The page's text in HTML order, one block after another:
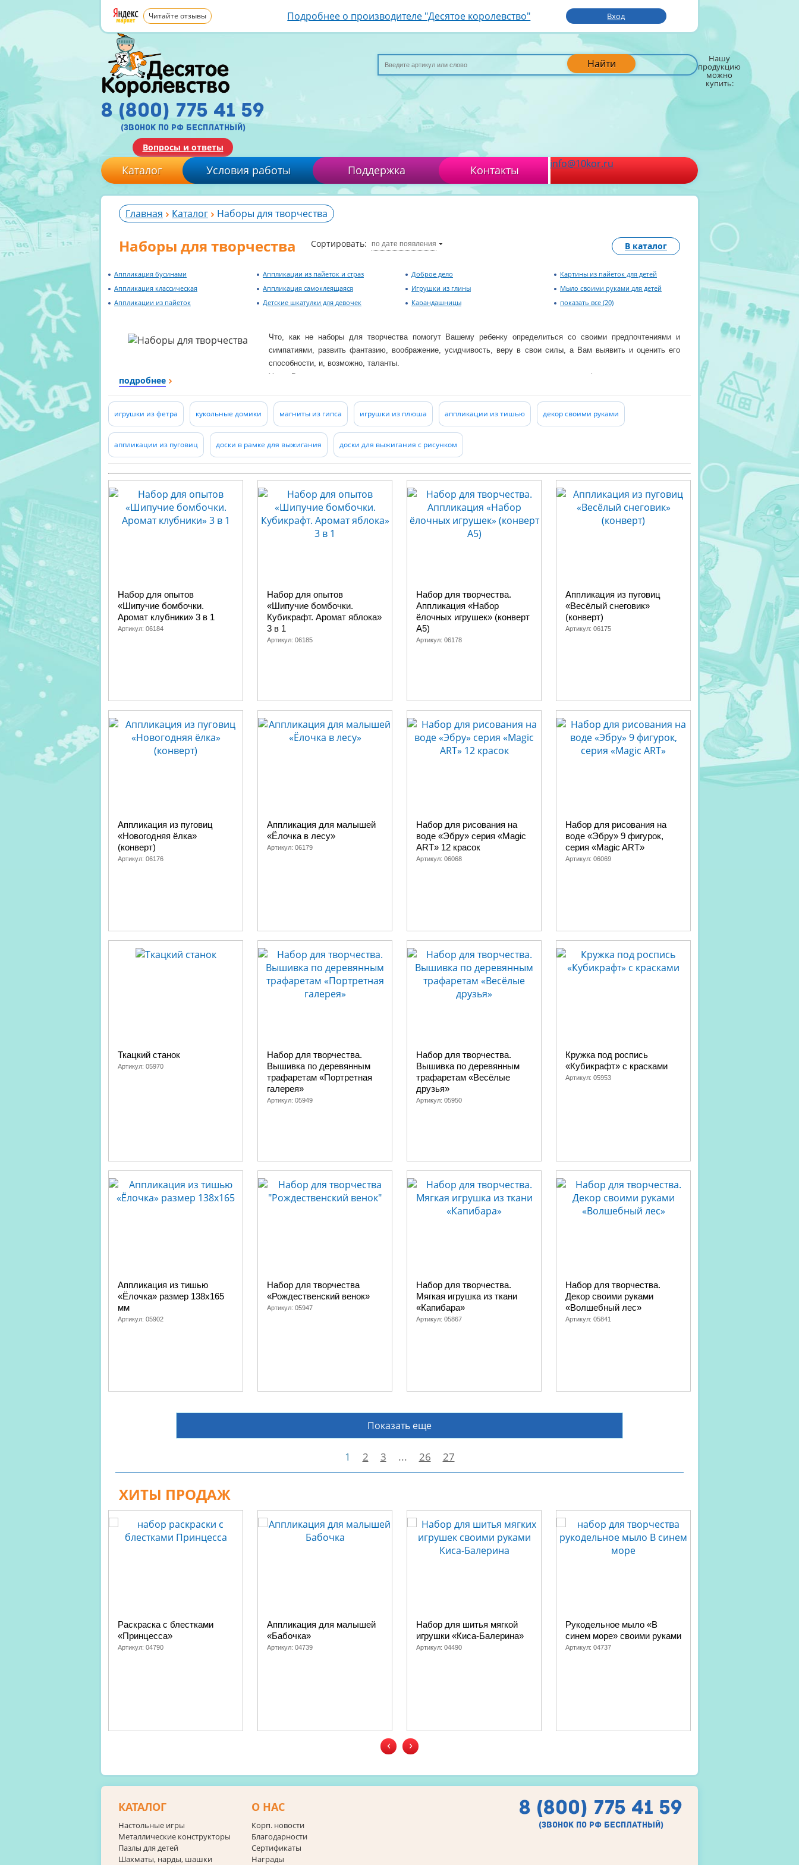
Читайте отзывы Подробнее о производителе "Десятое королевство" Вход
Найти Нашу
продукцию
можно
купить:
8 (800) 775 41 59
(звонок по рф бесплатный)
Вопросы и ответы
Каталог Условия работы Поддержка Контакты info@10kor.ru
Главная Каталог Наборы для творчества
Наборы для творчества Сортировать: по дате появления В каталог
Аппликация бусинами
Аппликация классическая
Аппликации из пайеток
Аппликации из пайеток и страз
Аппликация самоклеящаяся
Детские шкатулки для девочек
Доброе дело
Игрушки из глины
Карандашницы
Картины из пайеток для детей
Мыло своими руками для детей
показать все (20)
Что, как не наборы для творчества помогут Вашему ребенку определиться со своими предпочтениями и
симпатиями, развить фантазию, воображение, усидчивость, веру в свои силы, а Вам выявить и оценить его
способности, и, возможно, таланты.
У нас Вы можете выбрать для своего ребенка и традиционные наборы для творчества (наборы для вышивания,
творчества, например: аппликации из пайеток, и аппликации из фольги.
Огромное разнообразие всевозможных вышивок, аппликаций и даже скворечник можно самостоятельно
изготовить с помощью схемы и подробной инструкции.
подробнее
игрушки из фетра кукольные домики магниты из гипса игрушки из плюша аппликации из тишью декор своими руками
аппликации из пуговиц доски в рамке для выжигания доски для выжигания с рисунком
Набор для опытов
«Шипучие бомбочки.
Аромат клубники» 3 в 1
Артикул: 06184
Набор для опытов
«Шипучие бомбочки.
Кубикрафт. Аромат яблока»
3 в 1
Артикул: 06185
Набор для творчества.
Аппликация «Набор
ёлочных игрушек» (конверт
А5)
Артикул: 06178
Аппликация из пуговиц
«Весёлый снеговик»
(конверт)
Артикул: 06175
Аппликация из пуговиц
«Новогодняя ёлка»
(конверт)
Артикул: 06176
Аппликация для малышей
«Ёлочка в лесу»
Артикул: 06179
Набор для рисования на
воде «Эбру» серия «Magic
ART» 12 красок
Артикул: 06068
Набор для рисования на
воде «Эбру» 9 фигурок,
серия «Magic ART»
Артикул: 06069
Ткацкий станок
Артикул: 05970
Набор для творчества.
Вышивка по деревянным
трафаретам «Портретная
галерея»
Артикул: 05949
Набор для творчества.
Вышивка по деревянным
трафаретам «Весёлые
друзья»
Артикул: 05950
Кружка под роспись
«Кубикрафт» с красками
Артикул: 05953
Аппликация из тишью
«Ёлочка» размер 138х165
мм
Артикул: 05902
Набор для творчества
«Рождественский венок»
Артикул: 05947
Набор для творчества.
Мягкая игрушка из ткани
«Капибара»
Артикул: 05867
Набор для творчества.
Декор своими руками
«Волшебный лес»
Артикул: 05841
Показать еще
1 2 3 ... 26 27
ХИТЫ ПРОДАЖ
Раскраска с блестками
«Принцесса»
Артикул: 04790
Аппликация для малышей
«Бабочка»
Артикул: 04739
Набор для шитья мягкой
игрушки «Киса-Балерина»
Артикул: 04490
Рукодельное мыло «В
синем море» своими руками
Артикул: 04737
‹ ›
КАТАЛОГ
Настольные игры
Металлические конструкторы
Пазлы для детей
Шахматы, нарды, шашки
О НАС
Корп. новости
Благодарности
Сертификаты
Награды
8 (800) 775 41 59
(звонок по рф бесплатный)